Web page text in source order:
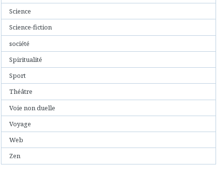
Science
Science-fiction
société
Spiritualité
Sport
Théâtre
Voie non duelle
Voyage
Web
Zen